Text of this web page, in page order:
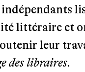
littéraire et
leur
des libraires.